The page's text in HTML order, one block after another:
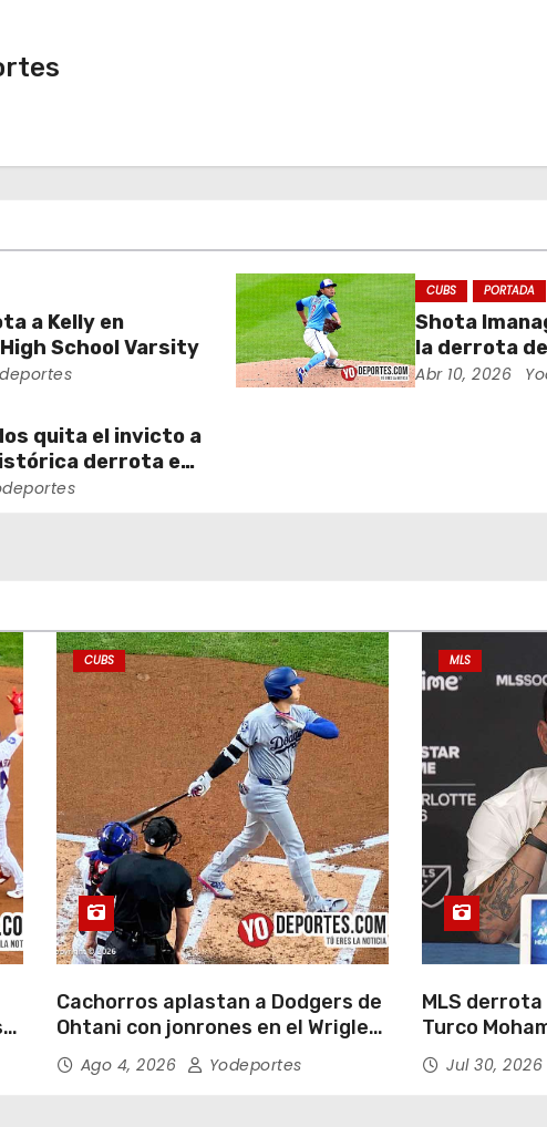
a Kelly en
School Varsity
CUBS PORTADA
Shota
la derrota
Piratas
Abr 10, 2026
quita el invicto a
derrota en
de Béisbol
CUBS
Cachorros aplastan a Dodgers de
Ohtani con jonrones en el Wrigley
FieldAgo 4, 2026 Yodeportes
MLS
MLS
Turco
Jul 30, 2026